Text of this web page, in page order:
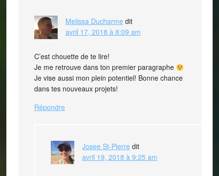
Melissa Ducharme dit
avril 17, 2018 à 8:09 am
C’est chouette de te lire!
Je me retrouve dans ton premier paragraphe
Je vise aussi mon plein potentiel! Bonne chance
dans tes nouveaux projets!
Répondre
Josee St-Pierre dit
avril 19, 2018 à 9:25 am